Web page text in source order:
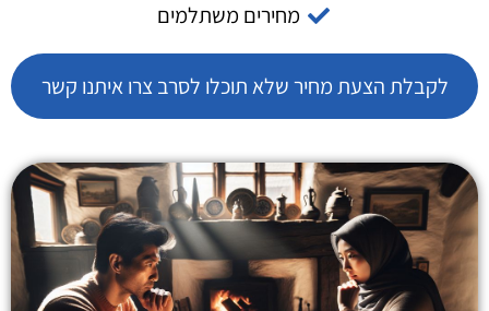
מחירים משתלמים
לקבלת הצעת מחיר שלא תוכלו לסרב צרו איתנו קשר